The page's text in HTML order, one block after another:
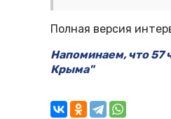
Полная версия
Напоминаем, что57
Крыма"